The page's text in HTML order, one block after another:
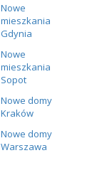
Nowe
mieszkania
Gdynia
Nowe
mieszkania
Sopot
Nowe domy
Kraków
Nowe domy
Warszawa